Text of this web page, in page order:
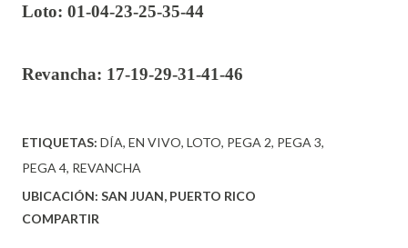
Loto: 01-04-23-25-35-44
Revancha: 17-19-29-31-41-46
ETIQUETAS: DÍA EN VIVO LOTO PEGA 2 PEGA 3
PEGA 4 REVANCHA
UBICACIÓN: SAN JUAN, PUERTO RICO
COMPARTIR